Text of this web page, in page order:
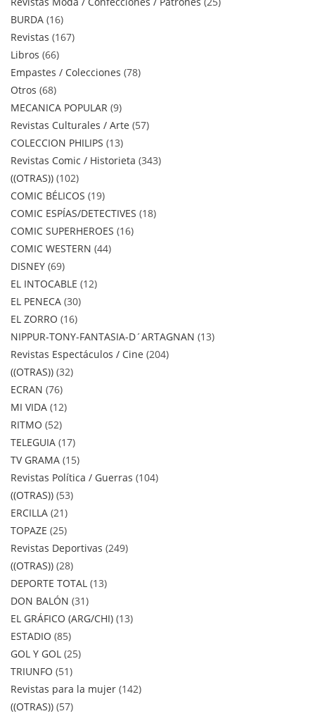
BURDA 16
Revistas 167
Libros 66
Empastes / Colecciones 78
Otros 68
MECANICA POPULAR 9
Revistas Culturales / Arte 57
COLECCION PHILIPS 13
Revistas Comic / Historieta 343
((OTRAS)) 102
COMIC BÉLICOS 19
COMIC ESPÍAS/DETECTIVES 18
COMIC SUPERHEROES 16
COMIC WESTERN 44
DISNEY 69
EL INTOCABLE 12
EL PENECA 30
EL ZORRO 16
NIPPUR-TONY-FANTASIA-D´ARTAGNAN 13
Revistas Espectáculos / Cine 204
((OTRAS)) 32
ECRAN 76
MI VIDA 12
RITMO 52
TELEGUIA 17
TV GRAMA 15
Revistas Política / Guerras 104
((OTRAS)) 53
ERCILLA 21
TOPAZE 25
Revistas Deportivas 249
((OTRAS)) 28
DEPORTE TOTAL
13
DON BALÓN 31
EL GRÁFICO (ARG/CHI) 13
ESTADIO 85
GOL Y GOL
25
TRIUNFO 51
Revistas para la mujer 142
((OTRAS)) 57